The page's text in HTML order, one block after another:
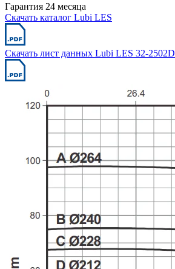
Гарантия 24 месяца
Скачать каталог Lubi LES
Скачать лист данных Lubi LES 32-2502D